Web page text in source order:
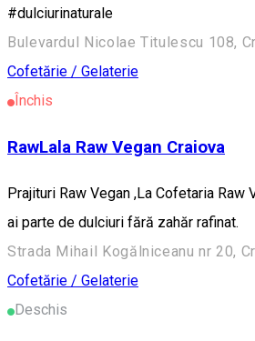
#dulciurinaturale
Cofetărie / Gelaterie
Închis
RawLala Raw Vegan Craiova
Prajituri Raw Vegan ,La Cofetaria Raw
ai parte de dulciuri fără zahăr rafinat.
Strada Mihail Kogălniceanu nr 20,
Cofetărie / Gelaterie
Deschis